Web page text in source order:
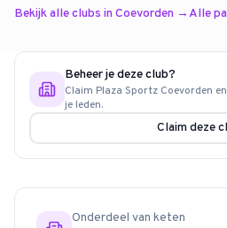
Bekijk alle clubs in Coevorden →Alle
Beheer je deze club?
Claim Plaza Sportz Coevorden
je leden.
Claim deze
Onderdeel van keten